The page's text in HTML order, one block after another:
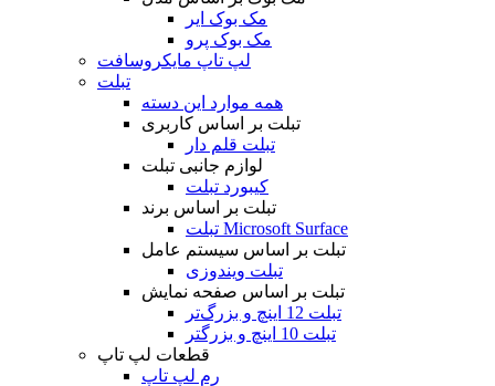
مک بوک ایر
مک بوک پرو
لپ تاپ مایکروسافت
تبلت
همه موارد این دسته
تبلت بر اساس کاربری
تبلت قلم دار
لوازم جانبی تبلت
کیبورد تبلت
تبلت بر اساس برند
تبلت Microsoft Surface
تبلت بر اساس سیستم عامل
تبلت ویندوزی
تبلت بر اساس صفحه نمایش
تبلت 12 اینچ و بزرگ‌تر
تبلت 10 اینچ و بزرگتر
قطعات لپ تاپ
رم لپ تاپ